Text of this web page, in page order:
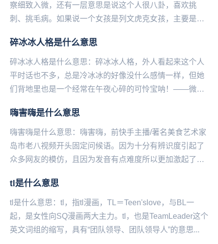
察细致入微，还有一层意思是说这个人很八卦，喜欢挑
刺、挑毛病。如果说一个女孩是列文虎克女孩，主要是形
从...
碎冰冰人格是什么意思
碎冰冰人格是什么意思：碎冰冰人格，外人看起来这个人
平时话也不多，总是冷冰冰的好像没什么感情一样，但她
们背地里也是一个经常在午夜心碎的可怜宝呐！——微博
嗨害嗨是什么意思
嗨害嗨是什么意思：嗨害嗨，前快手主播/著名‌‌‌‌‌‌美食艺术家
岛市老八视频开头固定问候语。因为十分有辨识度引起了
众多网友的模仿，且因为发音有点难度所以更加激起了大
tl是什么意思
tl是什么意思：tl，指tl漫画，TL＝Teen'slove，与BL一
起，是女性向SQ漫画两大主力。tl，也是TeamLeader这个
英文词组的缩写，具有“团队领导、团队领导人”的意思...